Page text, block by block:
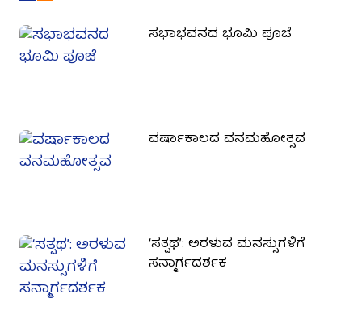
ಸಭಾಭವನದ ಭೂಮಿ ಪೂಜೆ
ವರ್ಷಾಕಾಲದ ವನಮಹೋತ್ಸವ
‘ಸತ್ಪಥ’: ಅರಳುವ ಮನಸ್ಸುಗಳಿಗೆ
ಸನ್ಮಾರ್ಗದರ್ಶಕ